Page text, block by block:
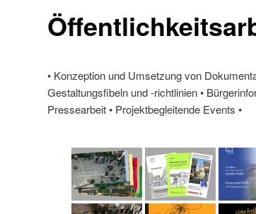
• Konzeption und Umsetzung von
Gestaltungsfibeln und -richtlinien •
Pressearbeit • Projektbegleitende Events •